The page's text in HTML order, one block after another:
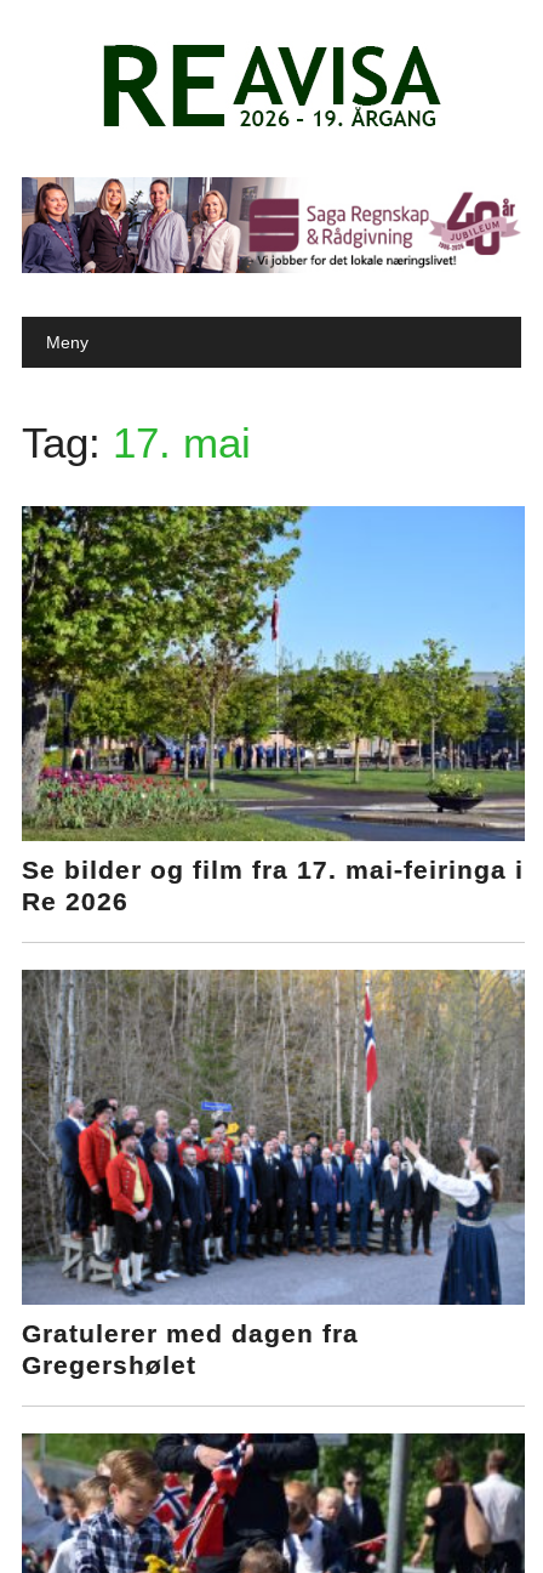
Main menu
Meny
Tag: 17. mai
Se bilder og film fra 17. mai-feiringa i
Re 2026
Gratulerer med dagen fra
Gregershølet